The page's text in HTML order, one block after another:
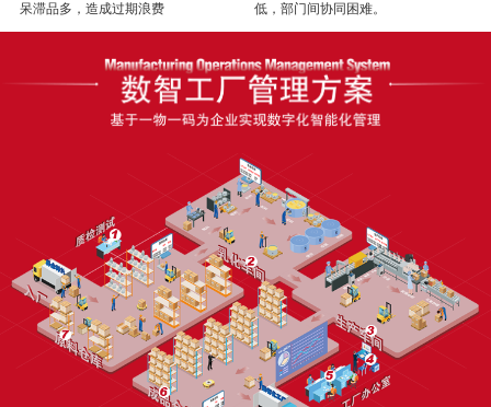
呆滞品多，造成过期浪费
低，部门间协同困难。